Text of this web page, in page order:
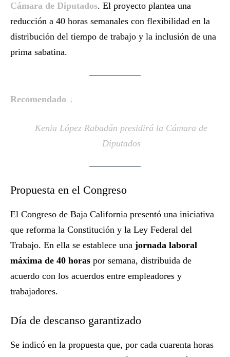
Cámara de Diputados. El proyecto plantea una
reducción a 40 horas semanales con flexibilidad en la
distribución del tiempo de trabajo y la inclusión de una
prima sabatina.
Recomendado ↓
Kenia López Rabadán presidirá la Cámara de
Diputados
Propuesta en el Congreso
El Congreso de Baja California presentó una iniciativa
que reforma la Constitución y la Ley Federal del
Trabajo. En ella se establece una jornada laboral
máxima de 40 horas por semana, distribuida de
acuerdo con los acuerdos entre empleadores y
trabajadores.
Día de descanso garantizado
Se indicó en la propuesta que, por cada cuarenta horas